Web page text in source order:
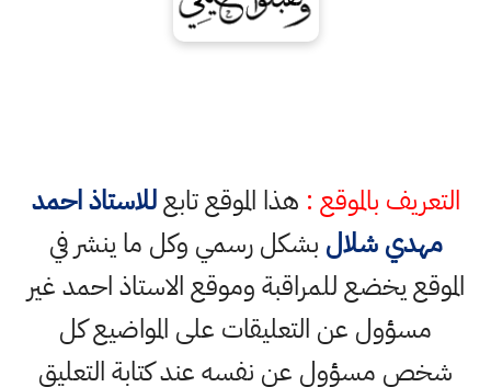
التعريف بالموقع : هذا الموقع تابعللاستاذ احمد
مهدي شلال بشكل رسمي وكل ما ينشر في
الموقع يخضع للمراقبة وموقع الاستاذ احمد غير
مسؤول عن التعليقات على المواضيع كل
شخص مسؤول عن نفسه عند كتابة التعليق